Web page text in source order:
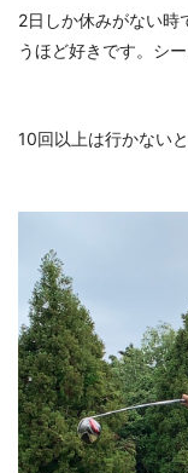
2日しか休みがない時
うほど好きです。シ
10回以上は行かない